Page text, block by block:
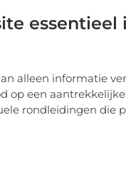
essentieel
alleen informatie
een
rondleidingen die